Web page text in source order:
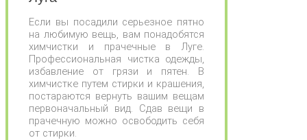
Если вы посадили серьезное пятно
на любимую вещь, вам понадобятся
химчистки и прачечные в Луге.
Профессиональная чистка одежды,
избавление от грязи и пятен. В
химчистке путем стирки и крашения,
постараются вернуть вашим вещам
первоначальный вид. Сдав вещи в
прачечную можно освободить себя
от стирки.